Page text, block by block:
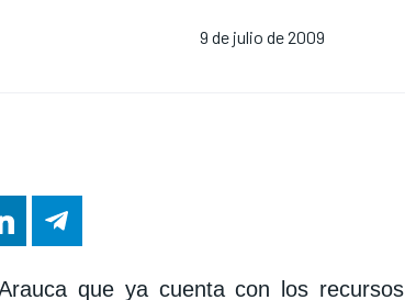
9 de julio de 2009
que ya cuenta con los recursos